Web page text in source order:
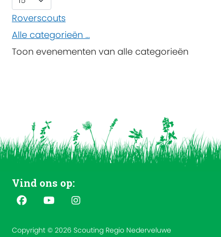
Roverscouts
Alle categorieën ...
Toon evenementen van alle categorieën
Vind ons op:
Copyright © 2026 Scouting Regio Nederveluwe